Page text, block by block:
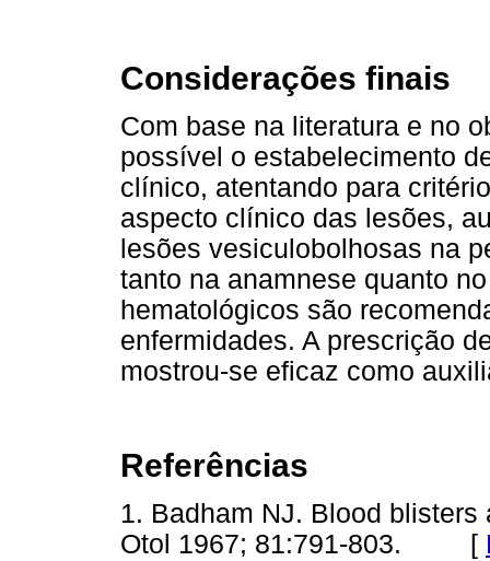
Considerações finais
Com base na literatura e no
possível o estabelecimento
clínico, atentando para
aspecto clínico das lesões,
lesões vesiculobolhosas na
tanto na anamnese quanto
hematológicos são
enfermidades. A prescrição
mostrou-se eficaz como
Referências
1. Badham NJ. Blood
Otol 1967; 81:791-803. [